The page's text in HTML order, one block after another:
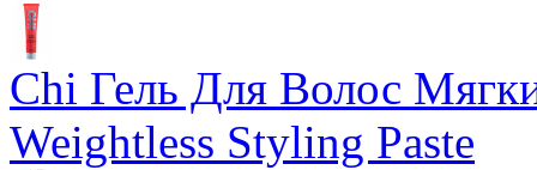
Chi Гель Для Волос
Weightless Styling Paste